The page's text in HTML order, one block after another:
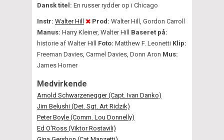
Dansk titel: En russer rydder op i Chicago
Instr: Walter Hill Prod: Walter Hill, Gordon Carroll
Manus: Harry Kleiner, Walter Hill Baseret på:
historie af Walter Hill Foto: Matthew F. Leonetti Klip:
Freeman Davies, Carmel Davies, Donn Aron Mus:
James Horner
Medvirkende
Arnold Schwarzenegger (Capt. Ivan Danko)
Jim Belushi (Det. Sgt. Art Ridzik)
Peter Boyle (Comm. Lou Donnelly)
Ed O'Ross (Viktor Rostavili)